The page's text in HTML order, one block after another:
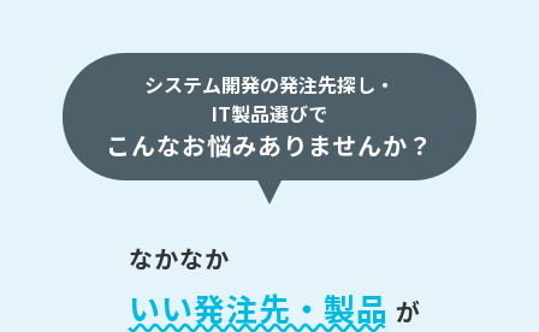
システム開発の発注先探し・
IT製品選びで
こんなお悩みありませんか？
なかなか
いい発注先・製品 が